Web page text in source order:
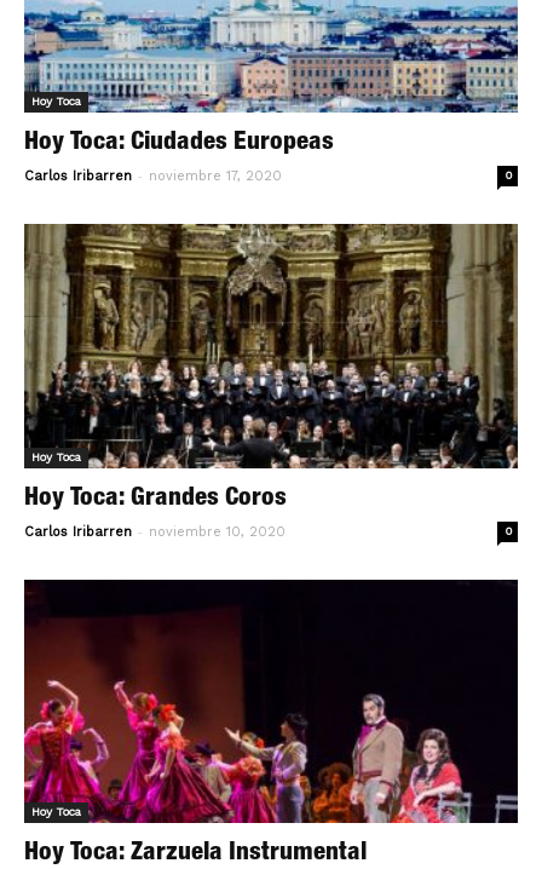
Hoy Toca
Hoy Toca: Ciudades Europeas
Carlos Iribarren - noviembre 17, 2020 0
Hoy Toca
Hoy Toca: Grandes Coros
Carlos Iribarren - noviembre 10, 2020 0
Hoy Toca
Hoy Toca: Zarzuela Instrumental